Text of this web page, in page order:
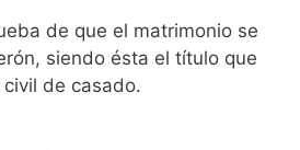
de que el matrimonio se
siendo ésta el título que
de casado.